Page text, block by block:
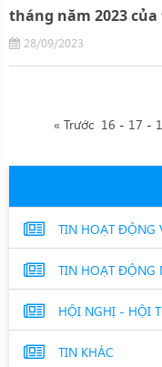
tháng năm 2023
28/09/2023
« Trước 16 - 17 -
TIN HOẠT ĐỘNG
TIN HOẠT ĐỘNG
HỘI NGHỊ - HỘI
TIN KHÁC